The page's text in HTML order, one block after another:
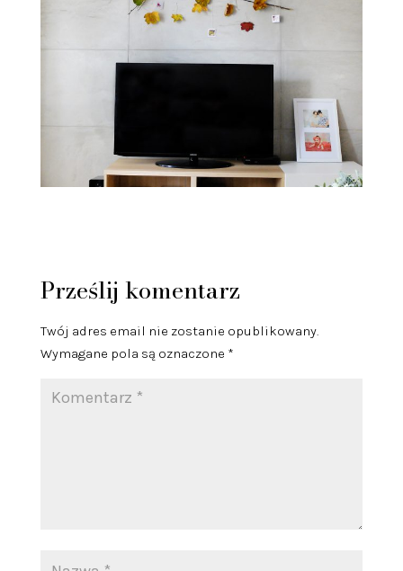
Prześlij komentarz
Twój adres email nie zostanie opublikowany.
Wymagane pola są oznaczone *